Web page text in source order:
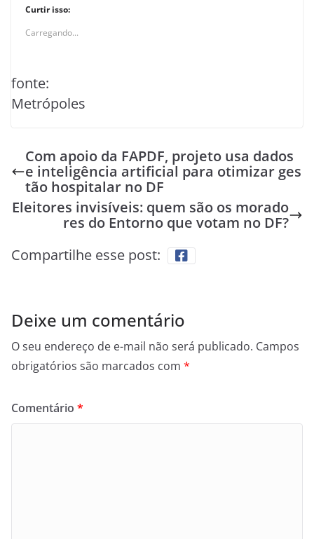
Curtir isso:
Carregando...
fonte:
Metrópoles
Com apoio da FAPDF, projeto usa dados
e inteligência artificial para otimizar ges
tão hospitalar no DF
Eleitores invisíveis: quem são os morado
res do Entorno que votam no DF?
Compartilhe esse post:
Deixe um comentário
O seu endereço de e-mail não será publicado. Campos
obrigatórios são marcados com *
Comentário *